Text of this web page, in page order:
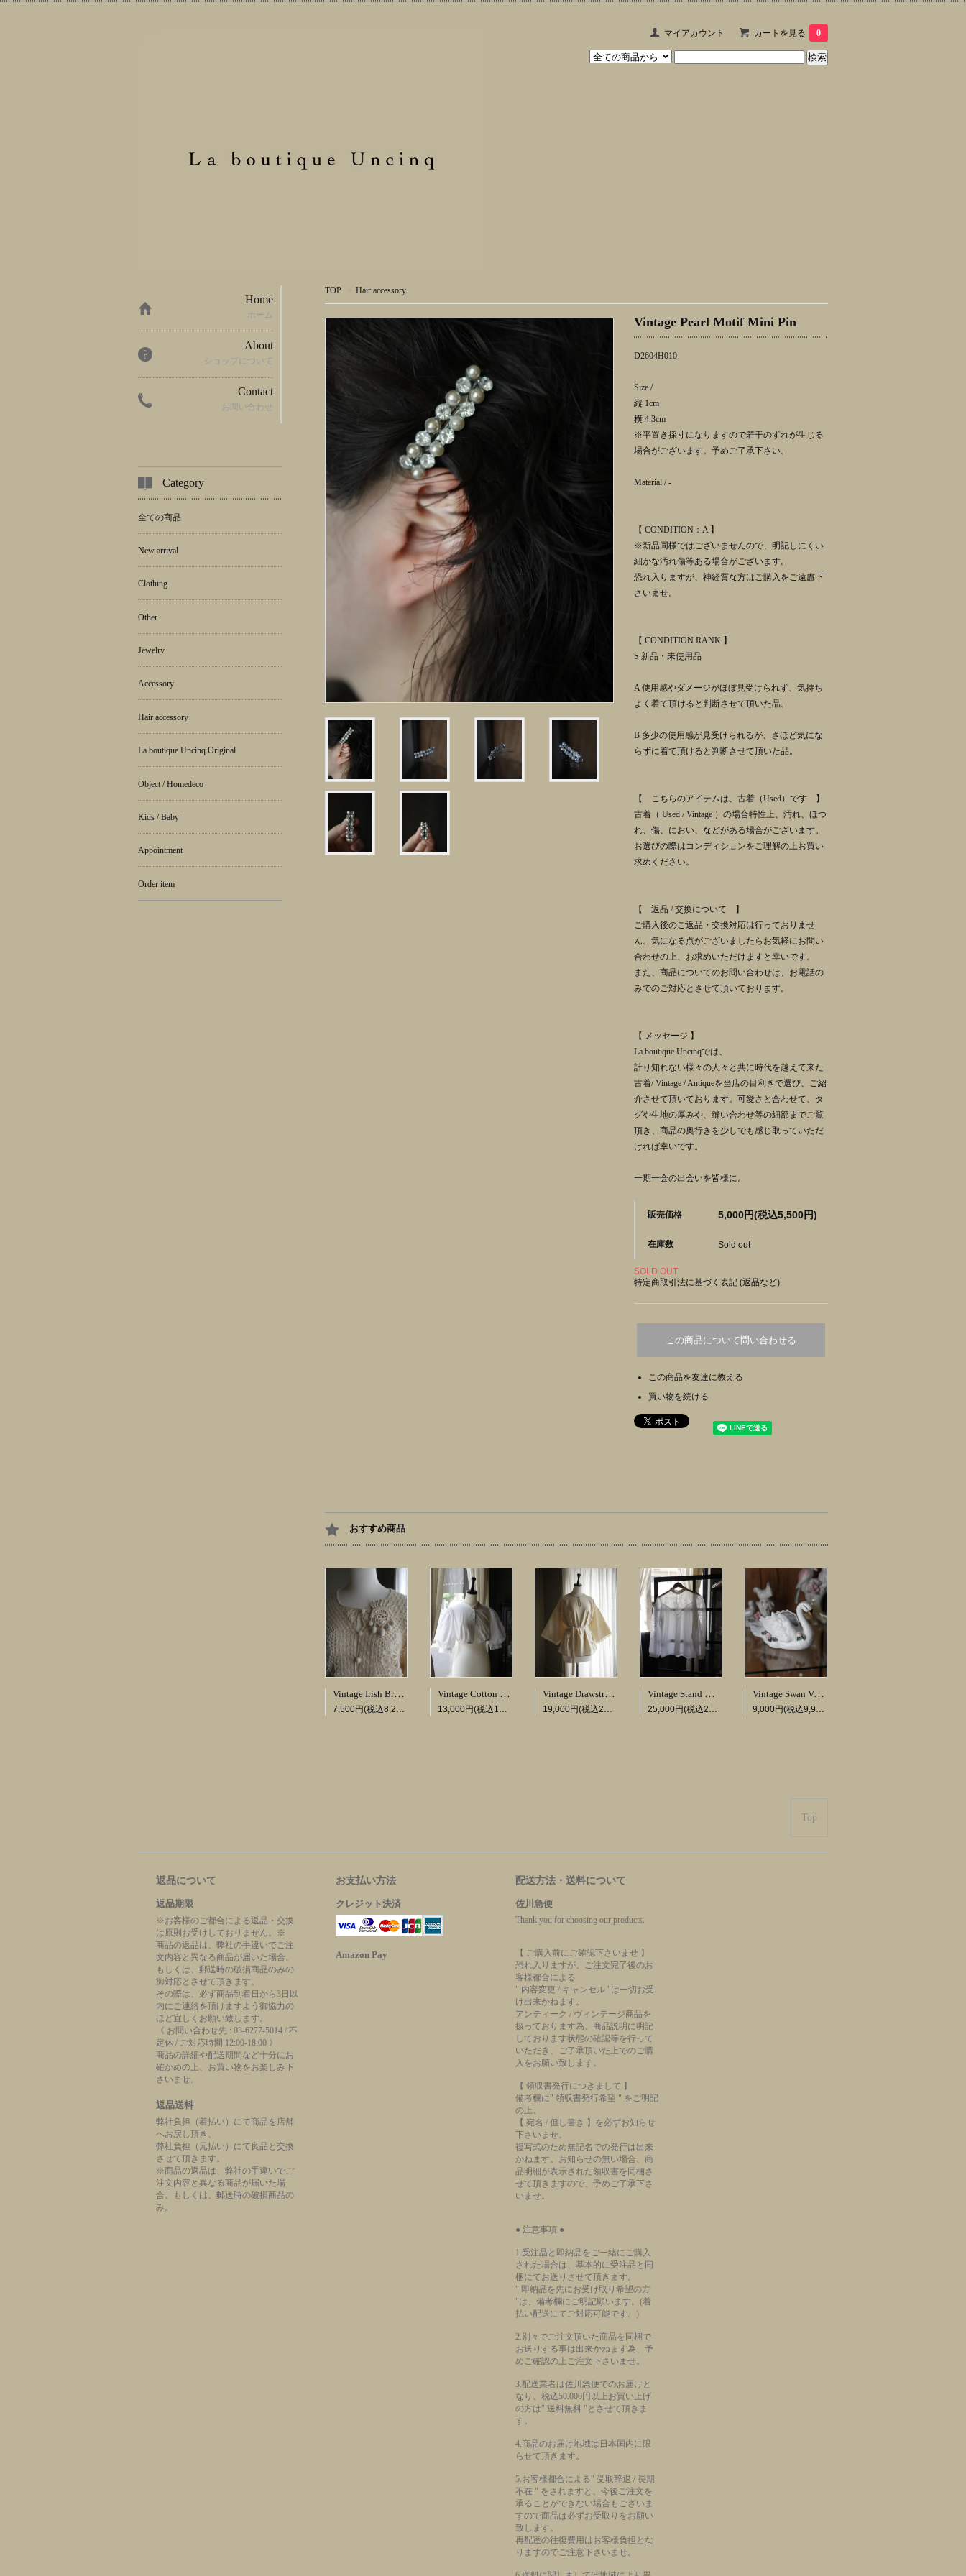
マイアカウント カートを見る 0
TOP > Hair accessory
Vintage Pearl Motif Mini Pin
D2604H010
Size /
縦 1cm
横 4.3cm
※平置き採寸になりますので若干のずれが生じる
場合がございます。予めご了承下さい。
Material / -
【 CONDITION：A 】
※新品同様ではございませんので、明記しにくい
細かな汚れ傷等ある場合がございます。
恐れ入りますが、神経質な方はご購入をご遠慮下
さいませ。
【 CONDITION RANK 】
S 新品・未使用品
A 使用感やダメージがほぼ見受けられず、気持ち
よく着て頂けると判断させて頂いた品。
B 多少の使用感が見受けられるが、さほど気にな
らずに着て頂けると判断させて頂いた品。
【 こちらのアイテムは、古着（Used）です 】
古着（ Used / Vintage ）の場合特性上、汚れ、ほつ
れ、傷、におい、などがある場合がございます。
お選びの際はコンディションをご理解の上お買い
求めください。
【 返品 / 交換について 】
ご購入後のご返品・交換対応は行っておりませ
ん。気になる点がございましたらお気軽にお問い
合わせの上、お求めいただけますと幸いです。
また、商品についてのお問い合わせは、お電話の
みでのご対応とさせて頂いております。
【 メッセージ 】
La boutique Uncinqでは、
計り知れない様々の人々と共に時代を越えて来た
古着/ Vintage / Antiqueを当店の目利きで選び、ご紹
介させて頂いております。可愛さと合わせて、タ
グや生地の厚みや、縫い合わせ等の細部までご覧
頂き、商品の奥行きを少しでも感じ取っていただ
ければ幸いです。
一期一会の出会いを皆様に。
販売価格 5,000円(税込5,500円)
在庫数 Sold out
SOLD OUT
特定商取引法に基づく表記 (返品など)
この商品について問い合わせる
この商品を友達に教える
買い物を続ける
おすすめ商品
Vintage Irish Brooch Vintage Cotton Folk Short Blouse Vintage Drawstring Lace Blouse Vintage Stand Collar Lace Blouse Vintage Swan Vase #01
Home
ホーム
About
ショップについて
Contact
お問い合わせ
Category
全ての商品
New arrival
Clothing
Other
Jewelry
Accessory
Hair accessory
La boutique Uncinq Original
Object / Homedeco
Kids / Baby
Appointment
Order item
Top
返品について
返品期限
※お客様のご都合による返品・交換
は原則お受けしておりません。※
商品の返品は、弊社の手違いでご注
文内容と異なる商品が届いた場合、
もしくは、郵送時の破損商品のみの
御対応とさせて頂きます。
その際は、必ず商品到着日から3日以
内にご連絡を頂けますよう御協力の
ほど宜しくお願い致します。
《 お問い合わせ先 : 03-6277-5014 / 不
定休 / ご対応時間 12:00-18:00 》
商品の詳細や配送期間など十分にお
確かめの上、お買い物をお楽しみ下
さいませ。
返品送料
弊社負担（着払い）にて商品を店舗
へお戻し頂き、
弊社負担（元払い）にて良品と交換
させて頂きます。
※商品の返品は、弊社の手違いでご
注文内容と異なる商品が届いた場
合、もしくは、郵送時の破損商品の
み。
お支払い方法
クレジット決済
Amazon Pay
配送方法・送料について
佐川急便
Thank you for choosing our products.
【 ご購入前にご確認下さいませ 】
恐れ入りますが、ご注文完了後のお
客様都合による
" 内容変更 / キャンセル "は一切お受
け出来かねます。
アンティーク / ヴィンテージ商品を
扱っております為、商品説明に明記
しております状態の確認等を行って
いただき、ご了承頂いた上でのご購
入をお願い致します。
【 領収書発行につきまして 】
備考欄に" 領収書発行希望 " をご明記
の上、
【 宛名 / 但し書き 】を必ずお知らせ
下さいませ。
複写式のため無記名での発行は出来
かねます。お知らせの無い場合、商
品明細が表示された領収書を同梱さ
せて頂きますので、予めご了承下さ
いませ。
● 注意事項 ●
1.受注品と即納品をご一緒にご購入
された場合は、基本的に受注品と同
梱にてお送りさせて頂きます。
" 即納品を先にお受け取り希望の方
"は、備考欄にご明記願います。(着
払い配送にてご対応可能です。)
2.別々でご注文頂いた商品を同梱で
お送りする事は出来かねます為、予
めご確認の上ご注文下さいませ。
3.配送業者は佐川急便でのお届けと
なり、税込50.000円以上お買い上げ
の方は" 送料無料 "とさせて頂きま
す。
4.商品のお届け地域は日本国内に限
らせて頂きます。
5.お客様都合による" 受取辞退 / 長期
不在 " をされますと、今後ご注文を
承ることができない場合もございま
すので商品は必ずお受取りをお願い
致します。
再配達の往復費用はお客様負担とな
りますのでご注意下さいませ。